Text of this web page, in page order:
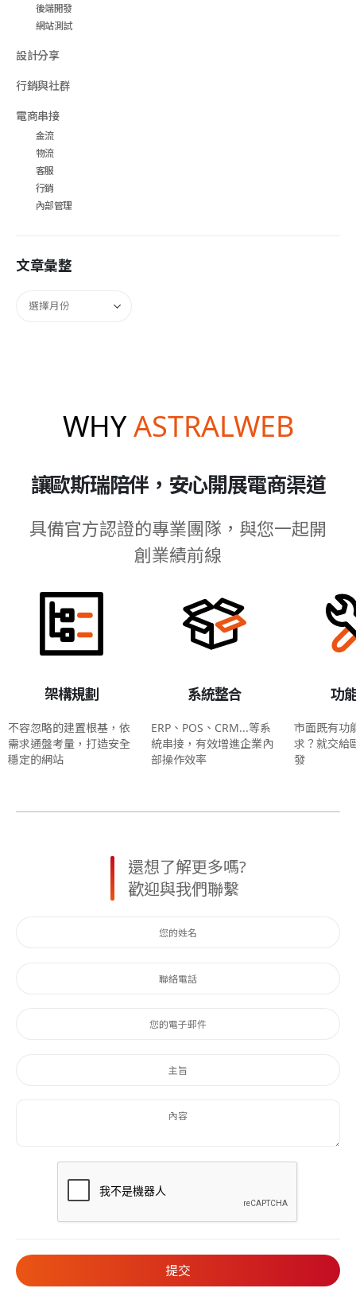
後端開發
網站測試
設計分享
行銷與社群
電商串接
金流
物流
客服
行銷
內部管理
文章彙整
WHYASTRALWEB
讓歐斯瑞陪伴，安心開展電商渠道
具備官方認證的專業團隊，與您一起開
創業績前線
架構規劃
不容忽略的建置根基，依
需求通盤考量，打造安全
穩定的網站
系統整合
ERP、POS、CRM...等系
統串接，有效增進企業內
部操作效率
功
市面既有功
求？就交給
發
還想了解更多嗎?
歡迎與我們聯繫